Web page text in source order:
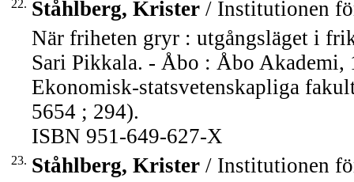
22. Ståhlberg, Krister / Institutionen
När friheten gryr : utgångsläget i
Sari Pikkala. - Åbo : Åbo
Ekonomisk-statsvetenskapliga
5654 ; 294).
ISBN 951-649-627-X
23. Ståhlberg, Krister / Institutionen